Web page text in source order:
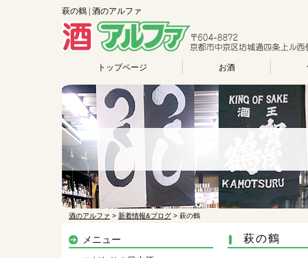
萩の鶴 | 酒のアルファ
トップページ お酒
酒のアルファ > 新着情報&ブログ > 萩の鶴
萩の鶴
メニュー